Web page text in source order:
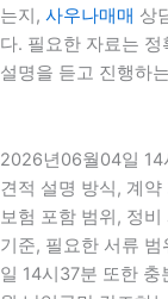
는지, 사우나매매 상
다. 필요한 자료는
설명을 듣고 진행하
2026년06월04일 14
견적 설명 방식, 계
보험 포함 범위, 정
기준, 필요한 서류
일 14시37분 또한 충